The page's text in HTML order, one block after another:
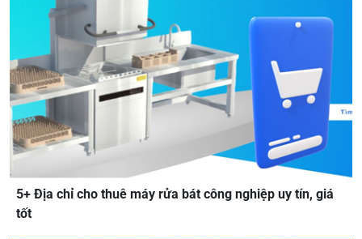
5+ Địa chỉ cho thuê máy rửa bát công nghiệp uy tín, giá
tốt